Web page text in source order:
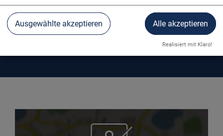
ZWEIRAD WÜRDINGER
Ausgewählte akzeptieren Alle akzeptieren
Realisiert mit Klaro!